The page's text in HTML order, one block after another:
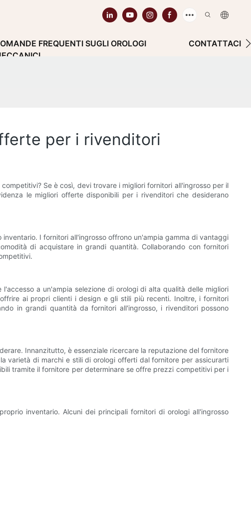
FREQUENTI SUGLI OROLOGI
CONTATTACI
per i rivenditori
Se è così, devi trovare i migliori fornitori all'ingrosso per il
le migliori offerte disponibili per i rivenditori che desiderano
I fornitori all'ingrosso offrono un'ampia gamma di vantaggi
di acquistare in grandi quantità. Collaborando con fornitori
a un'ampia selezione di orologi di alta qualità delle migliori
ai propri clienti i design e gli stili più recenti. Inoltre, i fornitori
in grandi quantità da fornitori all'ingrosso, i rivenditori possono
Innanzitutto, è essenziale ricercare la reputazione del fornitore
varietà di marchi e stili di orologi offerti dal fornitore per assicurarti
tramite il fornitore per determinare se offre prezzi competitivi per i
inventario. Alcuni dei principali fornitori di orologi all'ingrosso